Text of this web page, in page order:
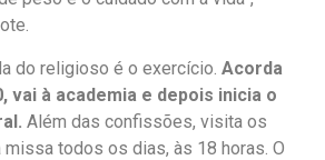
do religioso é o exercício. Acorda
vai à academia e depois inicia o
Além das confissões, visita os
todos os dias, às 18 horas. O